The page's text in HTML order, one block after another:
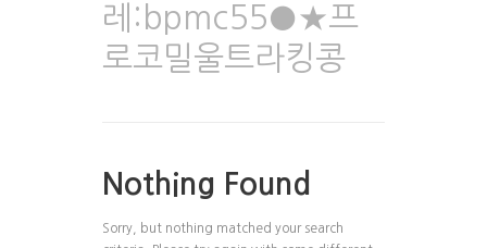
레:bpmc55●★프
로코밀울트라킹콩
Nothing Found
Sorry, but nothing matched your search